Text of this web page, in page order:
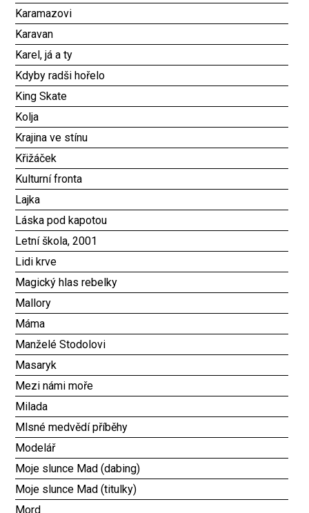
Karamazovi
Karavan
Karel, já a ty
Kdyby radši hořelo
King Skate
Kolja
Krajina ve stínu
Křižáček
Kulturní fronta
Lajka
Láska pod kapotou
Letní škola, 2001
Lidi krve
Magický hlas rebelky
Mallory
Máma
Manželé Stodolovi
Masaryk
Mezi námi moře
Milada
Mlsné medvědí příběhy
Modelář
Moje slunce Mad (dabing)
Moje slunce Mad (titulky)
Mord